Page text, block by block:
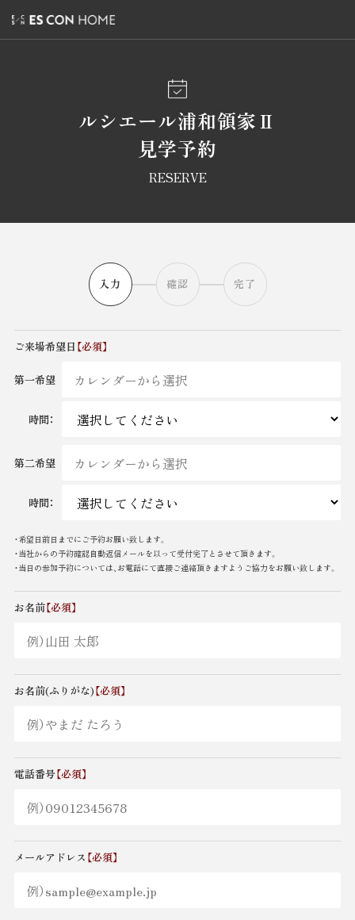
ルシエール浦和領家Ⅱ
見学予約
RESERVE
入力 確認 完了
ご来場希望日 【必須】
第一希望
時間：
第二希望
時間：
・希望日前日までにご予約お願い致します。
・当社からの予約確認自動返信メールを以って受付完了とさせて頂きます。
・当日の参加予約については、お電話にて直接ご連絡頂きますようご協力をお願い致します。
お名前【必須】
お名前(ふりがな)【必須】
電話番号【必須】
メールアドレス 【必須】